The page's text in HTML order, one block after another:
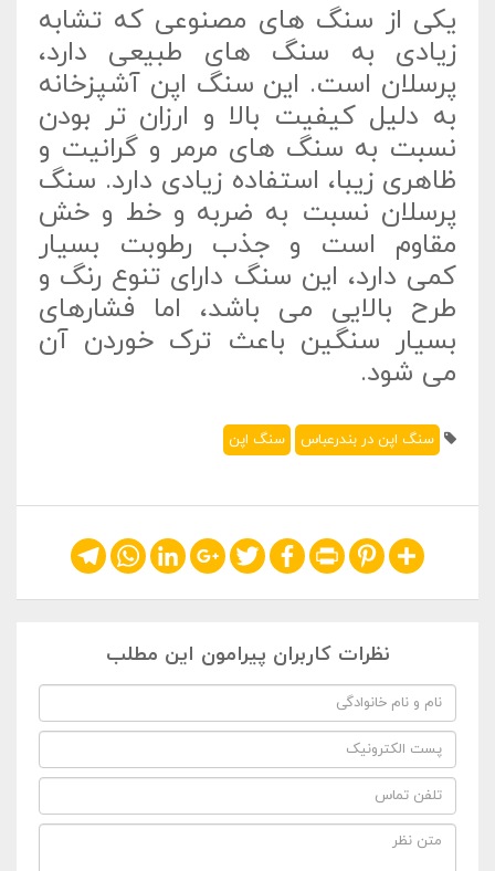
یکی از سنگ های مصنوعی که تشابه
زیادی به سنگ های طبیعی دارد،
پرسلان است. این سنگ اپن آشپزخانه
به دلیل کیفیت بالا و ارزان تر بودن
نسبت به سنگ های مرمر و گرانیت و
ظاهری زیبا، استفاده زیادی دارد. سنگ
پرسلان نسبت به ضربه و خط و خش
مقاوم است و جذب رطوبت بسیار
کمی دارد، این سنگ دارای تنوع رنگ و
طرح بالایی می باشد، اما فشارهای
بسیار سنگین باعث ترک خوردن آن
می شود.
سنگ اپن در بندرعباس سنگ اپن
Share
Pinterest
Print
Facebook
Twitter
Google+
LinkedIn
WhatsApp
Telegram
نظرات کاربران پیرامون این مطلب